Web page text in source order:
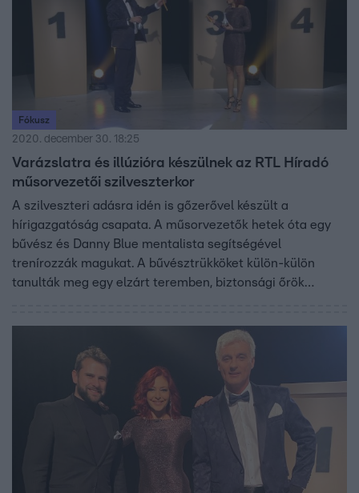
Fókusz
2020. december 30. 18:25
Varázslatra és illúzióra készülnek az RTL Híradó
műsorvezetői szilveszterkor
A szilveszteri adásra idén is gőzerővel készült a
hírigazgatóság csapata. A műsorvezetők hetek óta egy
bűvész és Danny Blue mentalista segítségével
trenírozzák magukat. A bűvésztrükköket külön-külön
tanulták meg egy elzárt teremben, biztonsági őrök